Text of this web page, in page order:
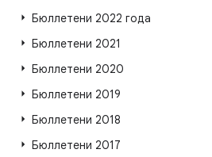
Бюллетени 2022 года
Бюллетени 2021
Бюллетени 2020
Бюллетени 2019
Бюллетени 2018
Бюллетени 2017